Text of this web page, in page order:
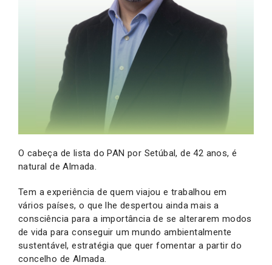
O cabeça de lista do PAN por Setúbal, de 42 anos, é
natural de Almada.
Tem a experiência de quem viajou e trabalhou em
vários países, o que lhe despertou ainda mais a
consciência para a importância de se alterarem modos
de vida para conseguir um mundo ambientalmente
sustentável, estratégia que quer fomentar a partir do
concelho de Almada.